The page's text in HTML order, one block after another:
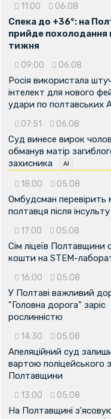
11:00 06.08
Спека до +36°: на
прийде похолодання
тижня
09:00 06.08
Росія використала
інтелект для нового
удари по полтавських
07:51 06.08
Суд винесе вирок
обманув матір
захисника
18:00 05.08
Омбудсман перевірить
полтавця після інсульту
17:00 05.08
Сім ліцеїв
кошти на STEM-
16:00 05.08
У Полтаві важливий
"Головна дорога" заріс
рослинністю
14:30 05.08
Апеляційний суд
вартою поліцейського з
Полтавщини
13:00 05.08
На Полтавщині